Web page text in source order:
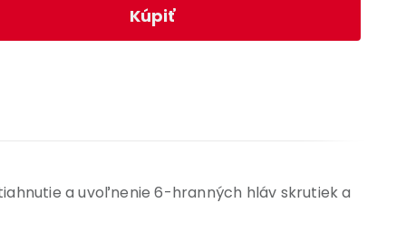
Kúpiť
a uvoľnenie 6-hranných hláv skrutiek a